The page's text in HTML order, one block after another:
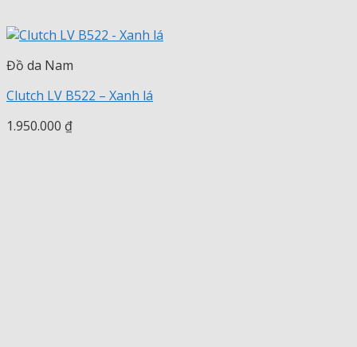
Đồ da Nam
Clutch LV B522 – Xanh lá
1.950.000 ₫